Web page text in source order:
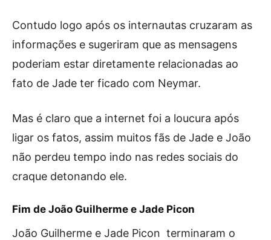
Contudo logo após os internautas cruzaram as
informações e sugeriram que as mensagens
poderiam estar diretamente relacionadas ao
fato de Jade ter ficado com Neymar.
Mas é claro que a internet foi a loucura após
ligar os fatos, assim muitos fãs de Jade e João
não perdeu tempo indo nas redes sociais do
craque detonando ele.
Fim de João Guilherme e Jade Picon
João Guilherme e Jade Picon terminaram o